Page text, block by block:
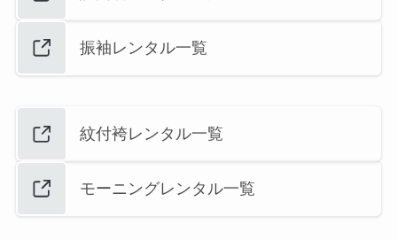
振袖レンタル一覧
紋付袴レンタル一覧
モーニングレンタル一覧